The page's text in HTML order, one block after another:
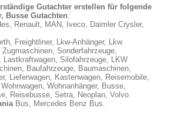
Gutachter erstellen für folgende
Busse Gutachten:
Renault, MAN, Iveco, Daimler Crysler,
Freightliner, Lkw-Anhänger, Lkw
Sonderfahrzeuge,
Lastkraftwagen, Silofahrzeuge, LKW
Baufahrzeuge, Baumaschinen,
Lieferwagen, Kastenwagen, Reisemobile,
Wohnanhänger, Busse,
Reisebusse, Setra, Neoplan, Volvo
Bus, Mercedes Benz Bus.